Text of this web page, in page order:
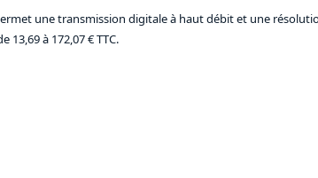
une transmission digitale à haut débit et une
13,69 à 172,07 € TTC.